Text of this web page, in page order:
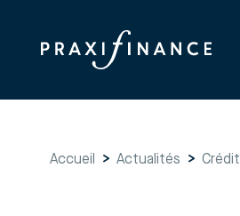
Accueil > Actualités > Crédit